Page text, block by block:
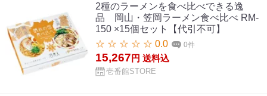
2種のラーメンを食べ比べできる逸
品 岡山・笠岡ラーメン食べ比べ RM-
150 ×15個セット【代引不可】
☆ ☆ ☆ ☆ ☆ 0.0
0件
15,267 円 送料込
壱番館STORE